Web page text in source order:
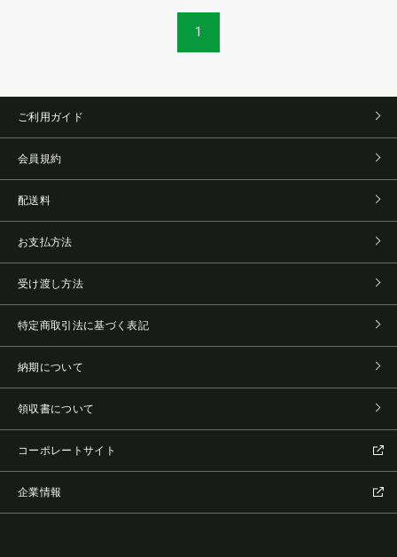
1
ご利用ガイド
会員規約
配送料
お支払方法
受け渡し方法
特定商取引法に基づく表記
納期について
領収書について
コーポレートサイト
企業情報